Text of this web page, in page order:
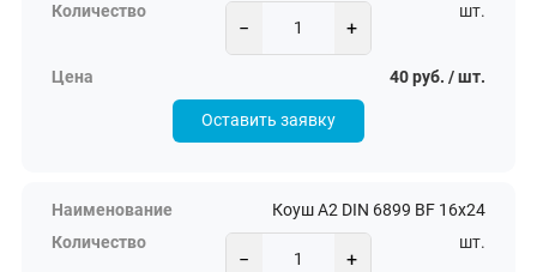
− +
шт.
40 руб. / шт.
Оставить заявку
Коуш А2 DIN 6899 BF 16х24
− +
шт.